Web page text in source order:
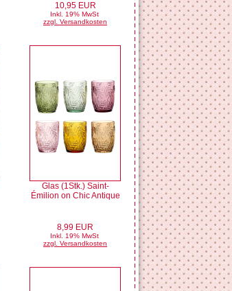
10,95 EUR
Inkl. 19% MwSt
zzgl. Versandkosten
Glas (1Stk.) Saint-
Émilion on Chic Antique
8,99 EUR
Inkl. 19% MwSt
zzgl. Versandkosten